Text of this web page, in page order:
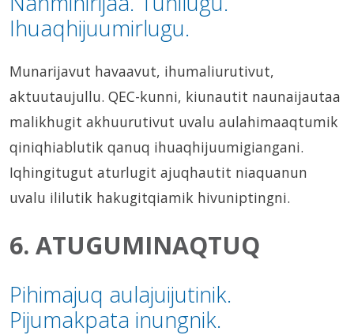
Ihuaqhijuumirlugu.
Munarijavut havaavut, ihumaliurutivut,
aktuutaujullu. QEC-kunni, kiunautit naunaijautaa
malikhugit akhuurutivut uvalu aulahimaaqtumik
qiniqhiablutik qanuq ihuaqhijuumigiangani.
Iqhingitugut aturlugit ajuqhautit niaquanun
uvalu ililutik hakugitqiamik hivuniptingni.
6. ATUGUMINAQTUQ
Pihimajuq aulajuijutinik.
Pijumakpata inungnik.